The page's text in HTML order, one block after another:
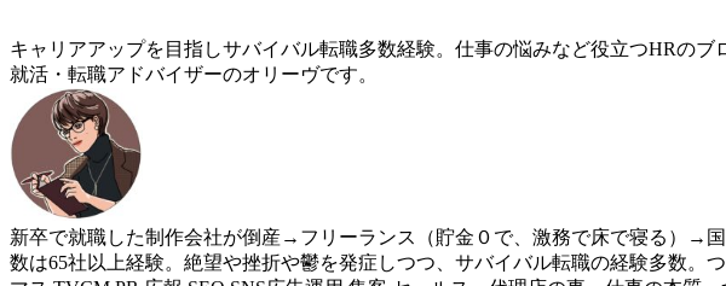
キャリアアップを目指しサバイバル転職多数経験。仕事の悩みなど役立つHRのブ
就活・転職アドバイザーのオリーヴです。
新卒で就職した制作会社が倒産→フリーランス（貯金０で、激務で床で寝る）
数は65社以上経験。絶望や挫折や鬱を発症しつつ、サバイバル転職の経験多数